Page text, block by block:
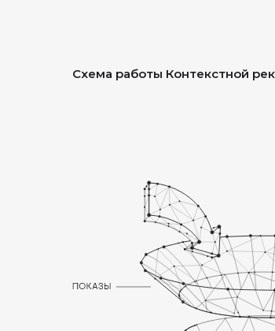
Схема работы Контекстной